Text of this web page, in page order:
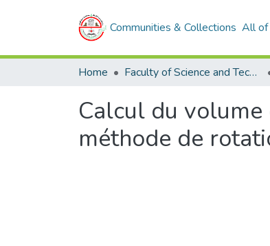
Communities & Collections All of
Home Faculty of Science and Technology
Calcul du
méthode de